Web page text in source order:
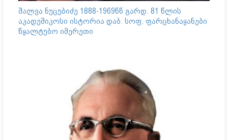
შალვა ნუცუბიძე 1888-1969წწ გარდ. 81 წლის
აკადემიკოსი ისტორია დაბ. სოფ. ფარცხანაყანები
წყალტუბო იმერეთი